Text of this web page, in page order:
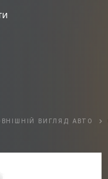
ВИГЛЯД АВТО